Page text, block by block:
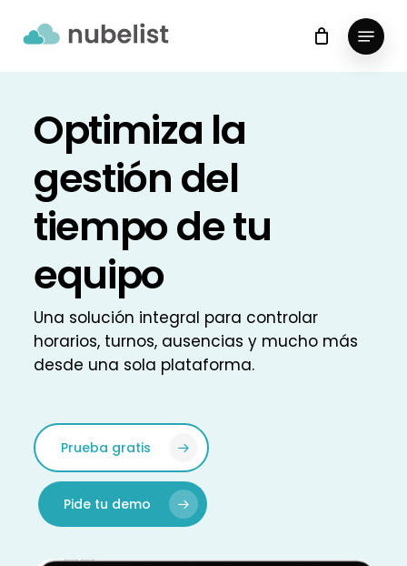
Menu
Optimiza la
gestión del
tiempo de tu
equipo
Una solución integral para controlar
horarios, turnos, ausencias y mucho más
desde una sola plataforma.
Prueba gratis
Pide tu demo
Close